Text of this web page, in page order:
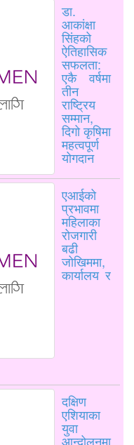
डा.
आकांक्षा
सिंहको
ऐतिहासिक
सफलता:
एकै वर्षमा
तीन
राष्ट्रिय
सम्मान,
दिगो कृषिमा
महत्वपूर्ण
योगदान
एआईको
प्रभावमा
महिलाका
रोजगारी
बढी
जोखिममा,
कार्यालय र
दक्षिण
एशियाका
युवा
आन्दोलनमा